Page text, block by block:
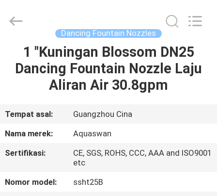
RUMAH
PRODUK
TENTANG
KAMI
TUR
PABRIK
water
co,.ltd.
Dancing Fountain Nozzles
1 "Kuningan Blossom DN25
Dancing Fountain Nozzle Laju
Aliran Air 30.8gpm
Tempat asal:
Guangzhou Cina
Nama merek:
Aquaswan
Sertifikasi:
CE, SGS, ROHS, CCC, AAA and ISO9001
etc
Nomor model:
ssht25B